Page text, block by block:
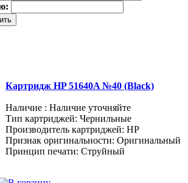
Картридж HP 51640A №40 (Black)
Наличие : Наличие уточняйте
Тип картриджей: Чернильные
Производитель картриджей: HP
Признак оригинальности: Оригинальный
Принцип печати: Струйный